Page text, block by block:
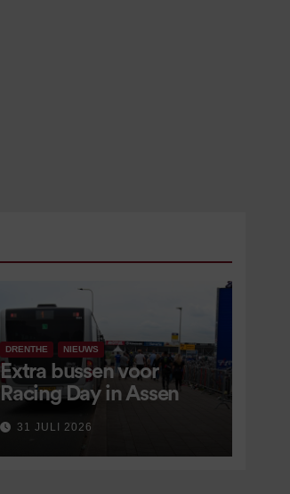
DRENTHE NIEUWS
Extra bussen voor
Racing Day in Assen
31 JULI 2026